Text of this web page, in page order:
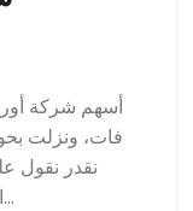
أسهم شركة
نقدر نقول
العريضة اللي لفتت انتباه السوق مكنتش...